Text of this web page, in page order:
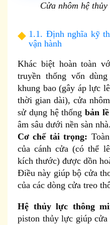
Cửa nhôm hệ
1.1. Định nghĩa kỹ
vận hành
Khác biệt hoàn toàn
truyền thống vốn
khung bao (gây áp lực
thời gian dài), cửa
sử dụng hệ thốngbản
âm sâu dưới nền sàn nhà.
Cơ chế tải trọng:
của cánh cửa (có thể
kích thước) được dồn
Điều này giúp bộ cửa
của các dòng cửa treo
Hệ thủy lực thông
piston thủy lực giúp